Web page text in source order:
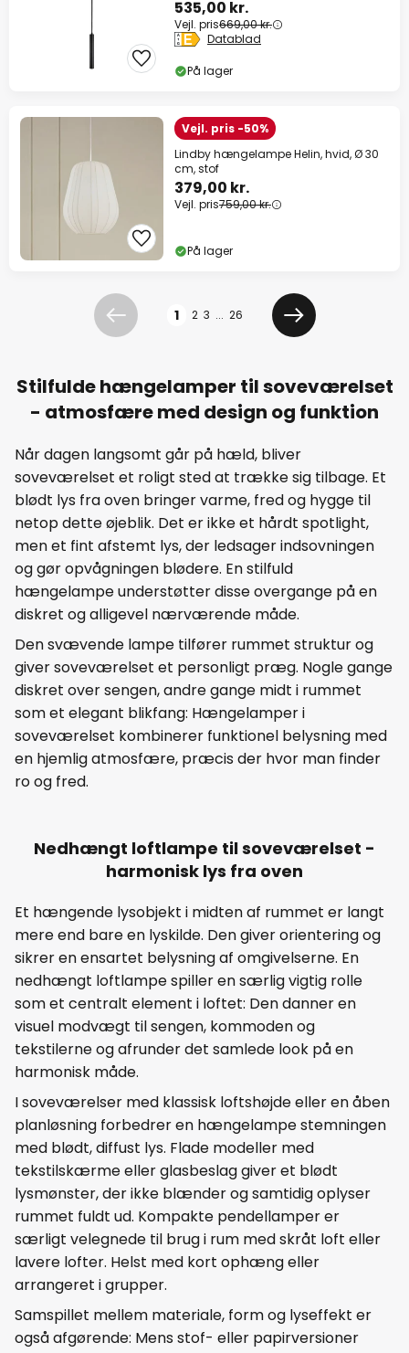
535,00 kr.
Vejl. pris669,00 kr.
Datablad
På lager
Vejl. pris -50%
Lindby hængelampe Helin, hvid, Ø 30
cm, stof
379,00 kr.
Vejl. pris759,00 kr.
På lager
Forrige 1 2 3 ... 26
Næste
Stilfulde hængelamper til soveværelset
- atmosfære med design og funktion
Når dagen langsomt går på hæld, bliver
soveværelset et roligt sted at trække sig tilbage. Et
blødt lys fra oven bringer varme, fred og hygge til
netop dette øjeblik. Det er ikke et hårdt spotlight,
men et fint afstemt lys, der ledsager indsovningen
og gør opvågningen blødere. En stilfuld
hængelampe understøtter disse overgange på en
diskret og alligevel nærværende måde.
Den svævende lampe tilfører rummet struktur og
giver soveværelset et personligt præg. Nogle gange
diskret over sengen, andre gange midt i rummet
som et elegant blikfang: Hængelamper i
soveværelset kombinerer funktionel belysning med
en hjemlig atmosfære, præcis der hvor man finder
ro og fred.
Nedhængt loftlampe til soveværelset -
harmonisk lys fra oven
Et hængende lysobjekt i midten af rummet er langt
mere end bare en lyskilde. Den giver orientering og
sikrer en ensartet belysning af omgivelserne. En
nedhængt loftlampe spiller en særlig vigtig rolle
som et centralt element i loftet: Den danner en
visuel modvægt til sengen, kommoden og
tekstilerne og afrunder det samlede look på en
harmonisk måde.
I soveværelser med klassisk loftshøjde eller en åben
planløsning forbedrer en hængelampe stemningen
med blødt, diffust lys. Flade modeller med
tekstilskærme eller glasbeslag giver et blødt
lysmønster, der ikke blænder og samtidig oplyser
rummet fuldt ud. Kompakte pendellamper er
særligt velegnede til brug i rum med skråt loft eller
lavere lofter. Helst med kort ophæng eller
arrangeret i grupper.
Samspillet mellem materiale, form og lyseffekt er
også afgørende: Mens stof- eller papirversioner